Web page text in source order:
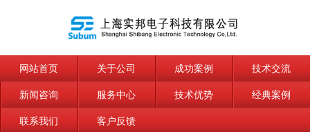
网站首页 关于公司 成功案例 技术交流
新闻咨询 服务中心 技术优势 经典案例
联系我们 客户反馈